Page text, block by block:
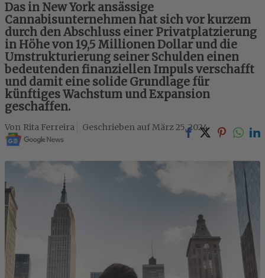
Das in New York ansässige
Cannabisunternehmen hat sich vor kurzem
durch den Abschluss einer Privatplatzierung
in Höhe von 19,5 Millionen Dollar und die
Umstrukturierung seiner Schulden einen
bedeutenden finanziellen Impuls verschafft
und damit eine solide Grundlage für
künftiges Wachstum und Expansion
geschaffen.
Rita Ferreira März 25, 2024